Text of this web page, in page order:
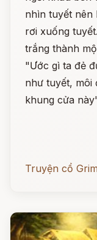
nhìn tuyết nên
rơi xuống
trắng thành
"Ước gì ta đẻ
như tuyết, môi
khung cửa
Truyện cổ